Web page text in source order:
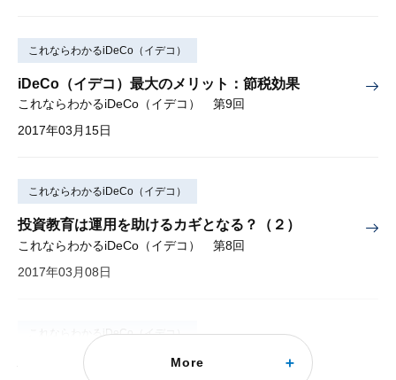
これならわかるiDeCo（イデコ）
iDeCo（イデコ）最大のメリット：節税効果
これならわかるiDeCo（イデコ） 第9回
2017年03月15日
これならわかるiDeCo（イデコ）
投資教育は運用を助けるカギとなる？（２）
これならわかるiDeCo（イデコ） 第8回
2017年03月08日
これならわかるiDeCo（イデコ）
投資教育は運用を助けるカギとなる？（１）
More